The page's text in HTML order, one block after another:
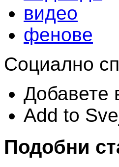
видео
фенове
Социално
Добавете
Add to
Подобни